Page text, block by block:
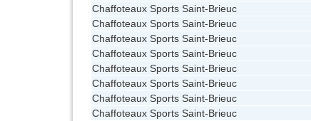
Chaffoteaux Sports Saint-Brieuc
Chaffoteaux Sports Saint-Brieuc
Chaffoteaux Sports Saint-Brieuc
Chaffoteaux Sports Saint-Brieuc
Chaffoteaux Sports Saint-Brieuc
Chaffoteaux Sports Saint-Brieuc
Chaffoteaux Sports Saint-Brieuc
Chaffoteaux Sports Saint-Brieuc